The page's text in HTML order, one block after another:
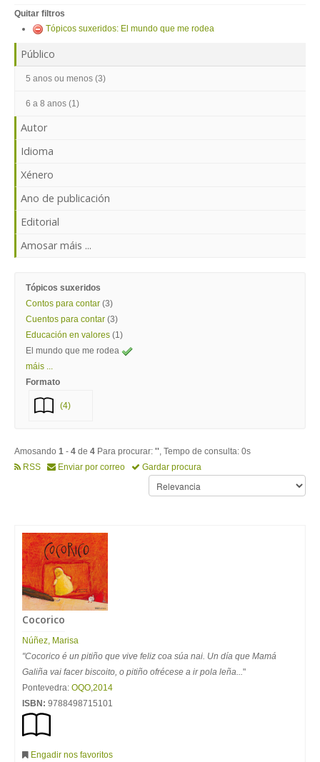
Quitar filtros
Tópicos suxeridos: El mundo que me rodea
Público
5 anos ou menos (3)
6 a 8 anos (1)
Autor
Idioma
Xénero
Ano de publicación
Editorial
Amosar máis ...
Tópicos suxeridos
Contos para contar (3)
Cuentos para contar (3)
Educación en valores (1)
El mundo que me rodea
máis ...
Formato
(4)
Amosando 1 - 4 de 4 Para procurar: '', Tempo de consulta: 0s
RSS
Enviar por correo Gardar procura
Cocorico
Núñez, Marisa
"Cocorico é un pitiño que vive feliz coa súa nai. Un día que Mamá
Galiña vai facer biscoito, o pitiño ofrécese a ir pola leña..."
Pontevedra: OQO,2014
ISBN: 9788498715101
Engadir nos favoritos